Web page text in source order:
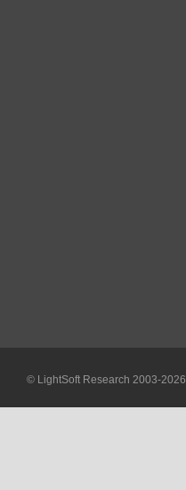
© LightSoft Research 2003-2026